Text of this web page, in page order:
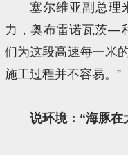
塞尔维亚副总理
力，奥布雷诺瓦茨—
们为这段高速每一米
施工过程并不容易。”
说环境：“海豚在